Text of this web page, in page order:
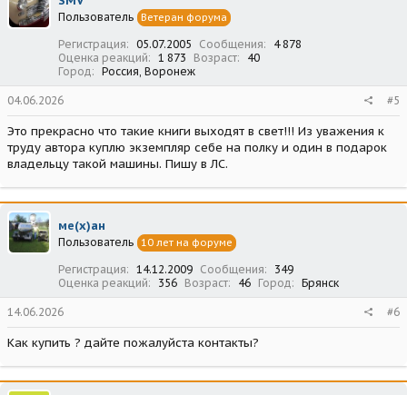
и
и
Пользователь Ветеран форума
Регистрация 05.07.2005 Сообщения
4 878
Оценка реакций
1 873 Возраст
40
Город
Россия, Воронеж
04.06.2026 #5
Это прекрасно что такие книги выходят в свет!!! Из уважения к
труду автора куплю экземпляр себе на полку и один в подарок
владельцу такой машины. Пишу в ЛС.
ме(х)ан
Пользователь 10 лет на форуме
Регистрация 14.12.2009 Сообщения
349
Оценка реакций
356 Возраст 46 Город Брянск
14.06.2026 #6
Как купить ? дайте пожалуйста контакты?